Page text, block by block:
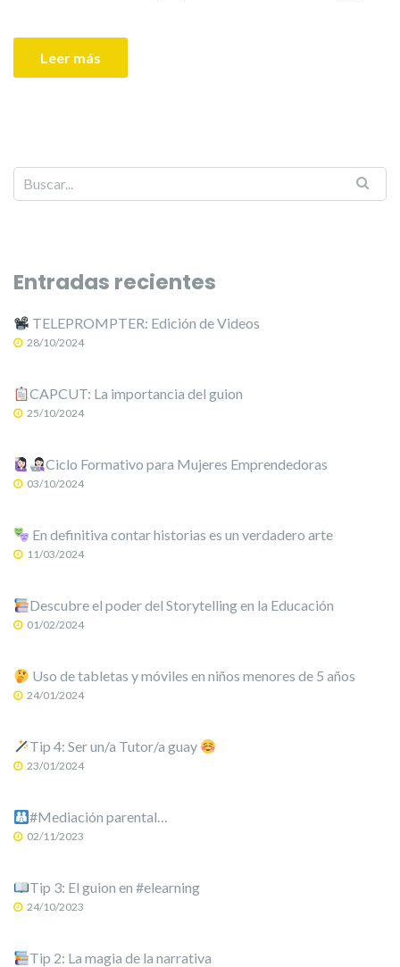
Leer más
Entradas recientes
TELEPROMPTER: Edición de Videos
28/10/2024
CAPCUT: La importancia del guion
25/10/2024
Ciclo Formativo para Mujeres Emprendedoras
03/10/2024
En definitiva contar historias es un verdadero arte
11/03/2024
Descubre el poder del Storytelling en la Educación
01/02/2024
Uso de tabletas y móviles en niños menores de 5 años
24/01/2024
Tip 4: Ser un/a Tutor/a guay
23/01/2024
#Mediación parental…
02/11/2023
Tip 3: El guion en #elearning
24/10/2023
Tip 2: La magia de la narrativa